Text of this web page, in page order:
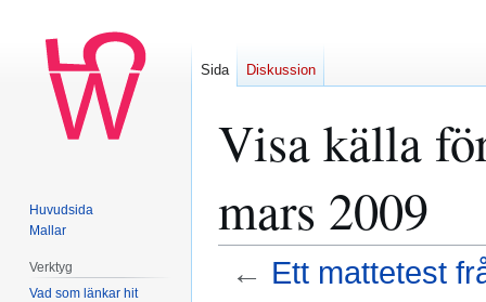
Visa källa
mars 2009
← Ett mattetest
Sida Diskussion
Huvudsida
Mallar
Verktyg
Vad som länkar hit